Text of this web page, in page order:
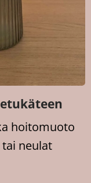
hoitomuoto
neulat